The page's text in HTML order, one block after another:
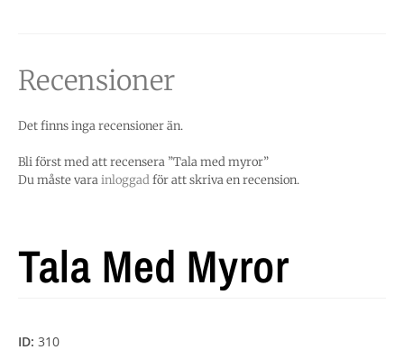
Recensioner
Det finns inga recensioner än.
Bli först med att recensera ”Tala med myror”
Du måste varainloggadför att skriva en recension.
Tala Med Myror
ID: 310